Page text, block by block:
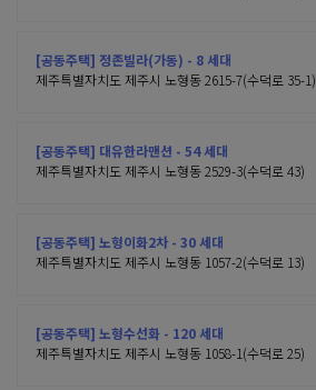
[공동주택] 정존빌라(가동) - 8 세대
제주특별자치도 제주시 노형동 2615-7(수덕로 35-1)
[공동주택] 대유한라맨션 - 54 세대
제주특별자치도 제주시 노형동 2529-3(수덕로 43)
[공동주택] 노형이화2차 - 30 세대
제주특별자치도 제주시 노형동 1057-2(수덕로 13)
[공동주택] 노형수선화 - 120 세대
제주특별자치도 제주시 노형동 1058-1(수덕로 25)